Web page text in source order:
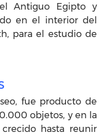
Antiguo Egipto y
en el interior del
para el estudio de
fue producto de
objetos, y en la
hasta reunir